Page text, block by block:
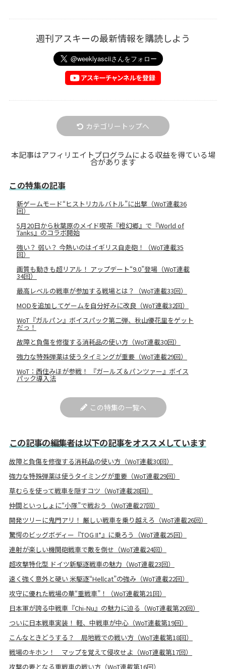
週刊アスキーの最新情報を購読しよう
カテゴリートップへ
本記事はアフィリエイトプログラムによる収益を得ている場
合があります
この特集の記事
新ゲームモード“ヒストリカルバトル”に出撃（WoT連載36
回）
5月20日から秋葉原のメイド喫茶『橙幻郷』で『World of
Tanks』のコラボ開始
強い？ 弱い？ 今熱いのはイギリス自走砲！（WoT連載35
回）
画質も動きも超リアル！ アップデート“9.0”登場（WoT連載
34回）
最高レベルの戦車が参加する戦場とは？（WoT連載33回）
MODを追加してゲームを自分好みに改良（WoT連載32回）
WoT『ガルパン』ボイスパック第二弾、秋山優花里をゲット
だっ！
故障と負傷を修復する消耗品の使い方（WoT連載30回）
強力な特殊弾薬は使うタイミングが重要（WoT連載29回）
WoT：西住みほが参戦！ 『ガールズ＆パンツァー』ボイス
パック導入法
この特集の一覧へ
この記事の編集者は以下の記事をオススメしています
故障と負傷を修復する消耗品の使い方（WoT連載30回）
強力な特殊弾薬は使うタイミングが重要（WoT連載29回）
草むらを使って戦車を隠すコツ（WoT連載28回）
仲間といっしょに“小隊”で戦おう（WoT連載27回）
開発ツリーに鬼門アリ！ 厳しい戦車を乗り越えろ（WoT連載26回）
驚愕のビッグボディー『TOG II*』に乗ろう（WoT連載25回）
連射が楽しい機関砲戦車で敵を倒せ（WoT連載24回）
超攻撃特化型 ドイツ新駆逐戦車の魅力（WoT連載23回）
速く強く意外と硬い 米駆逐“Hellcat”の強み（WoT連載22回）
攻守に優れた戦場の華“重戦車”！（WoT連載第21回）
日本軍が誇る中戦車『Chi-Nu』の魅力に迫る（WoT連載第20回）
ついに日本戦車実装！ 軽、中戦車が中心（WoT連載第19回）
こんなときどうする？ 局地戦での戦い方（WoT連載第18回）
戦場のキホン！ マップを覚えて侵攻せよ（WoT連載第17回）
攻撃の要となる重戦車の戦い方（WoT連載第16回）